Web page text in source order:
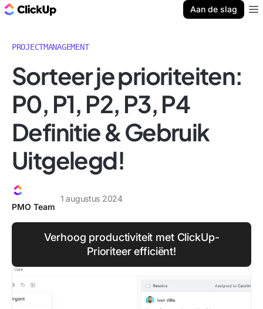
Aan de slag
PROJECTMANAGEMENT
Sorteer je prioriteiten:
P0, P1, P2, P3, P4
Definitie & Gebruik
Uitgelegd!
PMO Team
1 augustus 2024
Verhoog productiviteit met ClickUp-
Prioriteer efficiënt!